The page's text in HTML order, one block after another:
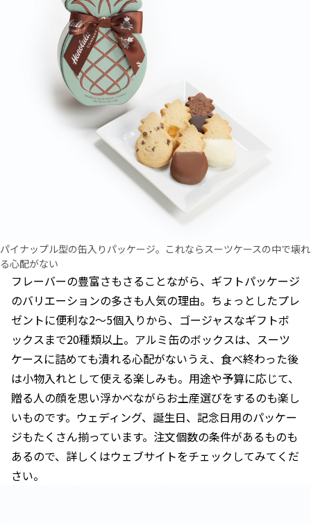
パイナップル型の缶入りパッケージ。これならスーツケースの中で壊れ
る心配がない
フレーバーの豊富さもさることながら、ギフトパッケージ
のバリエーションの多さも人気の理由。ちょっとしたプレ
ゼントに便利な2～5個入りから、ゴージャスなギフトボ
ックスまで20種類以上。アルミ缶のボックスは、スーツ
ケースに詰めても潰れる心配がないうえ、食べ終わった後
は小物入れとして使える楽しみも。用途や予算に応じて、
贈る人の顔を思い浮かべながらお土産選びをするのも楽し
いものです。ウェディング、誕生日、記念日用のパッケー
ジもたくさん揃っています。注文個数の条件があるものも
あるので、詳しくはウェブサイトをチェックしてみてくだ
さい。